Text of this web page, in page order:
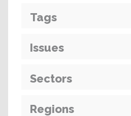
Tags
Issues
Sectors
Regions